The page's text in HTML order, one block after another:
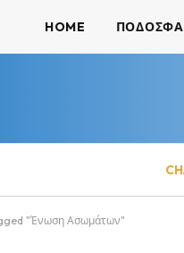
HOME
"Ένωση Ασωμάτων"